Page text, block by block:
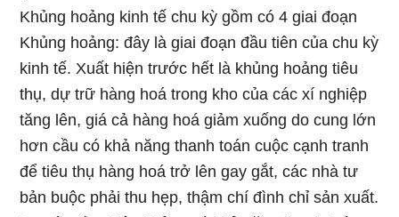
Khủng hoảng kinh tế chu kỳ gồm có 4 giai đoạn
Khủng hoảng: đây là giai đoạn đầu tiên của chu kỳ
kinh tế. Xuất hiện trước hết là khủng hoảng tiêu
thụ, dự trữ hàng hoá trong kho của các xí nghiệp
tăng lên, giá cả hàng hoá giảm xuống do cung lớn
hơn cầu có khả năng thanh toán cuộc cạnh tranh
để tiêu thụ hàng hoá trở lên gay gắt, các nhà tư
bản buộc phải thu hẹp, thậm chí đình chỉ sản xuất.